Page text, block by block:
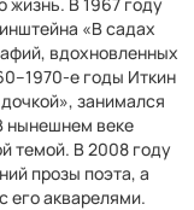
«В садах
вдохновленных
е годы Иткин
занимался
нынешнем веке
темой. В 2008 году
прозы поэта, а
его акварелями.